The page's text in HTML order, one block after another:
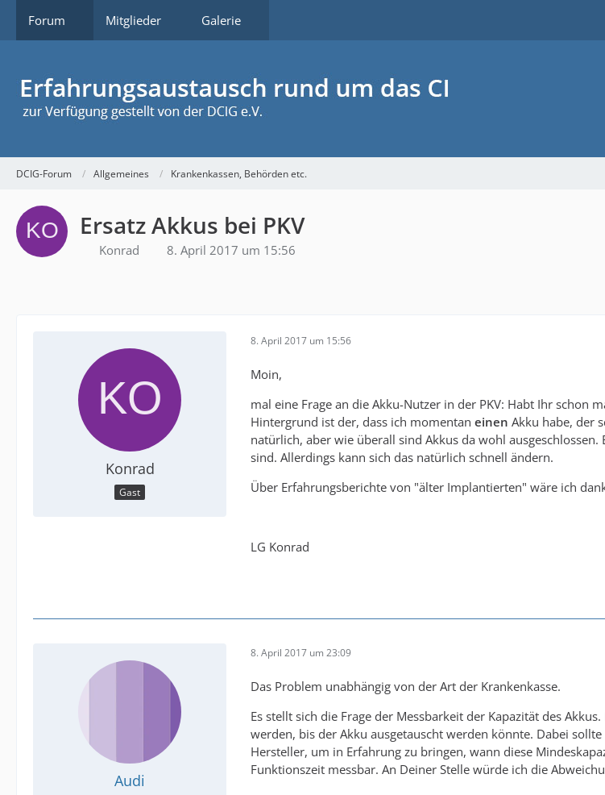
Forum Mitglieder Galerie
DCIG-Forum Allgemeines Krankenkassen, Behörden etc.
Ersatz Akkus bei PKV
Konrad 8. April 2017 um 15:56
Konrad
Gast
8. April 2017 um 15:56
Moin,
mal eine Frage an die Akku-Nutzer in der PKV: Habt Ihr schon
Hintergrund ist der, dass ich momentan einen Akku habe, der
natürlich, aber wie überall sind Akkus da wohl
sind. Allerdings kann sich das natürlich schnell ändern.
Über Erfahrungsberichte von "älter Implantierten" wäre ich
LG Konrad
Audi
8. April 2017 um 23:09
Das Problem unabhängig von der Art der Krankenkasse.
Es stellt sich die Frage der Messbarkeit der Kapazität des
werden, bis der Akku ausgetauscht werden könnte. Dabei
Hersteller, um in Erfahrung zu bringen, wann diese
Funktionszeit messbar. An Deiner Stelle würde ich die